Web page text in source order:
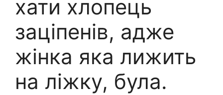
хати хлопець
заціпенів, адже
жінка яка лижить
на ліжку, була.